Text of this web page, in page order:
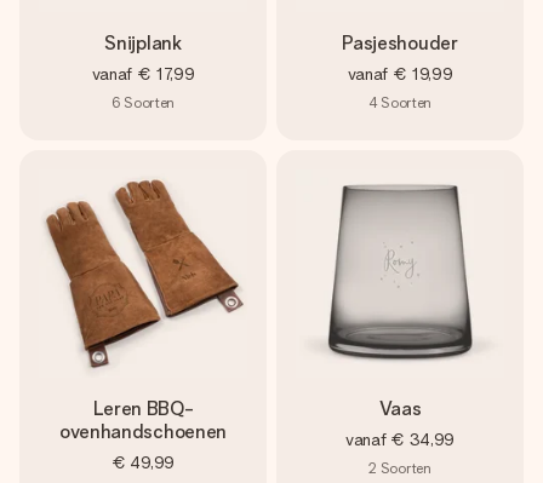
Snijplank
vanaf € 17,99
6 Soorten
Pasjeshouder
vanaf € 19,99
4 Soorten
Leren BBQ-
ovenhandschoenen
€ 49,99
Vaas
vanaf € 34,99
2 Soorten